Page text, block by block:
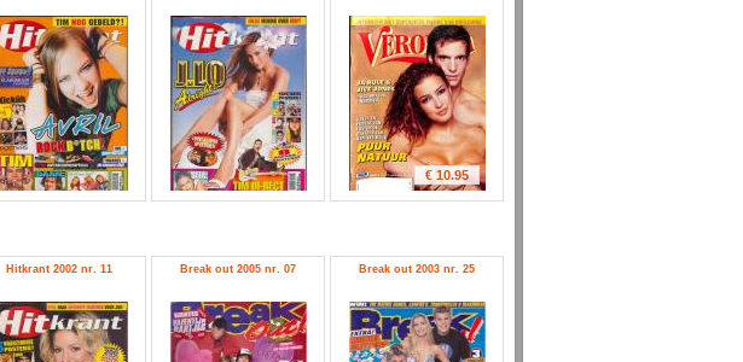
€ 10.95
Hitkrant 2002 nr. 11 Break out 2005 nr. 07 Break out 2003 nr. 25